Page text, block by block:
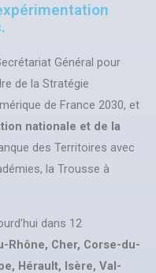
Général pour
de la Stratégie
de France 2030, et
nationale et de la
des Territoires avec
la Trousse à
dans 12
Rhône, Cher, Corse-du-
Hérault, Isère, Val-